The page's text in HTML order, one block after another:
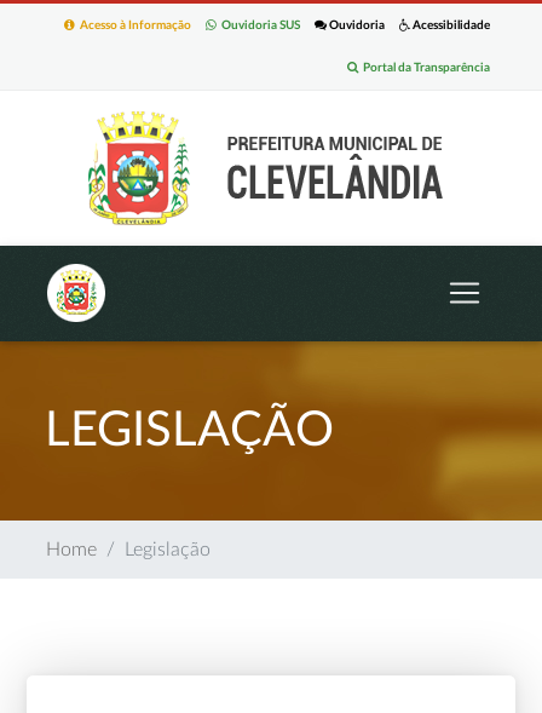
Acessibilidade
Ouvidoria
Ouvidoria SUS
Acesso à Informação
Portal da Transparência
LEGISLAÇÃO
Home Legislação